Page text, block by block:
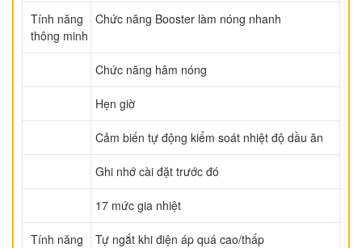
Tính năng
thông minh
Chức năng Booster làm nóng nhanh
Chức năng hâm nóng
Hẹn giờ
Cảm biến tự động kiểm soát nhiệt độ dầu ăn
Ghi nhớ cài đặt trước đó
17 mức gia nhiệt
Tính năng
Tự ngắt khi điện áp quá cao/thấp